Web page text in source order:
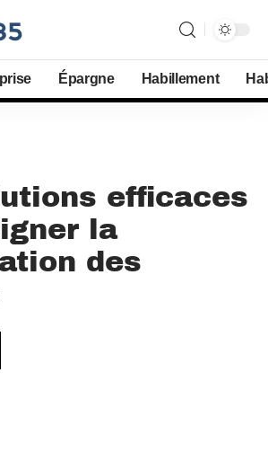
Épargne Habillement
efficaces
la
des